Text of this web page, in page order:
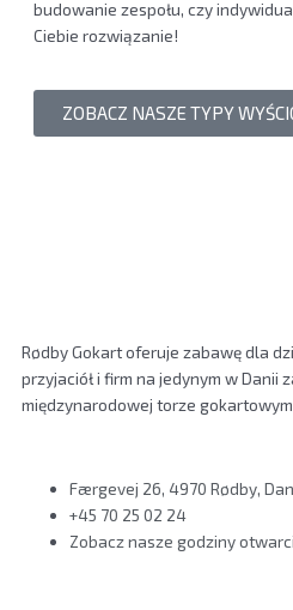
budowanie zespołu, czy
Ciebie rozwiązanie!
ZOBACZ NASZE TYPY
Rødby Gokart oferuje zabawę dla
przyjaciół i firm na jedynym w Danii
międzynarodowej torze
Færgevej 26, 4970 Rødby,
+45 70 25 02 24
Zobacz nasze godziny